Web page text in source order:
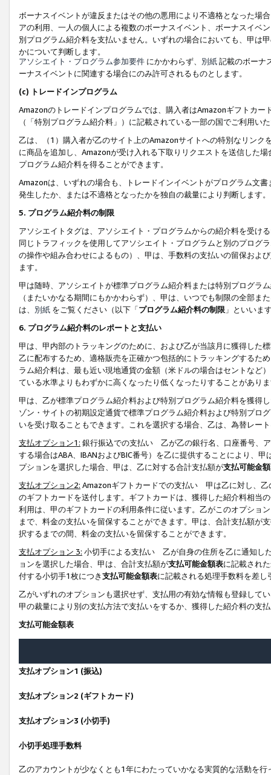
ボーナスイベントが違反またはその他の悪用により不適格となった場
アの利用、一人の個人による複数のボーナスイベント、ボーナスイベ
別プログラム紹介料を支払いません。いずれの場合においても、甲は
かについて判断します。
アソシエイト・プログラム参加要件 にかかわらず、 別紙記載のボーナ
ーナスイベントに関連する場合にのみ許可されるものとします。
(c) トレードインプログラム
Amazonのトレードインプログラムでは、購入者はAmazonギフトカ
（「特別プログラム紹介料」）に記載されている一部の国でご利用い
乙は、（1）購入者が乙のサイト上のAmazonサイトへの特別なリン
に商品を追加し、Amazonが受け入れる下取りリクエストを送信した
プログラム紹介料を得ることができます。
Amazonは、いずれの場合も、トレードインイベントがプログラム文
発生したか、または不適格となったかを独自の裁量により判断します。
5. プログラム紹介料の制限
アソシエイトタグは、アソシエイト・プログラムからの紹介料を受け
同じトラフィックを使用してアソシエイト・プログラムと別のプログ
の操作や組み合わせによるもの）、甲は、手数料の支払いの留保およ
ます。
甲は随時、アソシエイトが標準プログラム紹介料または特別プログラ
（またいかなる期間にもかかわらず）、甲は、いつでも制限の全部
は、 別紙 をご覧ください（以下「プログラム紹介料の制限 」といいま
6. プログラム紹介料のレポートと支払い
甲は、甲内部のトラッキングのために、および乙が当該月に獲得した
乙に配布するため、適格販売を正確かつ包括的にトラッキングするた
ラム紹介料は、最も近い現地通貨の金額（米ドルの場合はセントなど
ている水準よりもわずかに高くなったり低くなったりすることがあり
甲は、乙が標準プログラム紹介料および特別プログラム紹介料を獲得
ゾン・サイトの初期設定通貨で標準プログラム紹介料および特別プロ
いを受け取ることもできます。これを選択する場合、乙は、為替レー
支払オプション1: 銀行振込での支払い 乙が乙の銀行名、口座番号、
する場合はABA、IBANおよびBIC番号）を乙に提供することにより、
プションを選択した場合、甲は、乙に対する合計支払額が支払可能金
支払オプション2: Amazonギフトカードでの支払い 甲は乙に対し、乙
のギフトカードを送付します。ギフトカードは、獲得した紹介料相当
利用は、甲のギフトカードの利用条件に従います。乙がこのオプショ
まで、料金の支払いを留保することができます。甲は、合計支払額が
択するまでの間、料金の支払いを留保することができます。
支払オプション 3: 小切手による支払い 乙が自身の住所を乙に通知し
ョンを選択した場合、甲は、合計支払額が支払可能金額表に記載され
付する小切手1枚につき支払可能金額表に記載される処理手数料を差し
乙がいずれのオプションも選択せず、支払用の有効な情報も登録して
甲の裁量により別の支払方法で支払いをするか、獲得した紹介料の支
支払可能金額表
支払オプション1 (振込)
支払オプション2 (ギフトカード)
支払オプション3 (小切手)
小切手処理手数料
乙のアカウントが少なくとも1年にわたっていかなる実質的な活動を